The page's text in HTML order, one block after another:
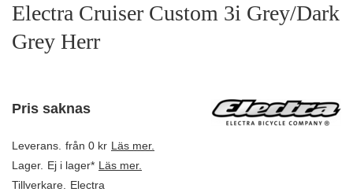
Electra Cruiser Custom 3i Grey/Dark
Grey Herr
Pris saknas
Leverans. från 0 kr Läs mer.
Lager. Ej i lager* Läs mer.
Tillverkare.
Electra